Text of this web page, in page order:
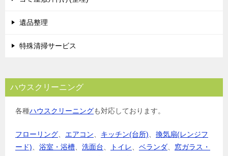
遺品整理
特殊清掃サービス
ハウスクリーニング
各種ハウスクリーニングも対応しております。
フローリング エアコン キッチン(台所)
換気扇(レンジフ
ード)
浴室・浴槽 洗面台 トイレ ベランダ
窓ガラス・